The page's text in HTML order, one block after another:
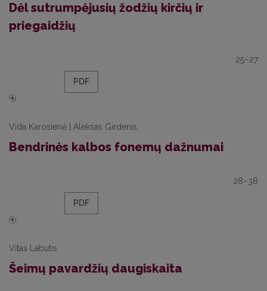
Dėl sutrumpėjusių žodžių kirčių ir
priegaidžių
25–27
PDF
Vida Karosienė | Aleksas Girdenis
Bendrinės kalbos fonemų dažnumai
28–38
PDF
Vitas Labutis
Šeimų pavardžių daugiskaita